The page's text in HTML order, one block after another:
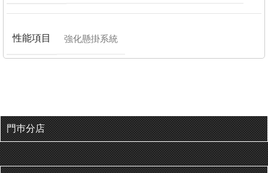
性能項目 強化懸掛系統
門巿分店